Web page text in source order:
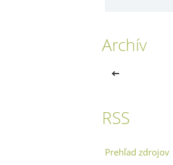
Archív
<<
RSS
Prehľad zdrojov